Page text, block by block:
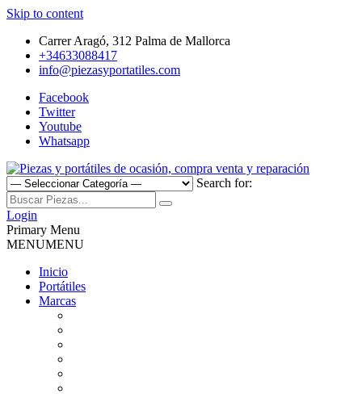
Skip to content
Carrer Aragó, 312 Palma de Mallorca
+34633088417
info@piezasyportatiles.com
Facebook
Twitter
Youtube
Whatsapp
Piezas y portátiles de ocasión,
compra venta y reparación
Todo lo que necesitas para reparar tu portatil, Pantallas, Teclas,
Teclados, Baterías, Carcasas, Placas, Gráficas, Procesadores,
Ventiladores
Search for:
Login
Primary Menu
MENUMENU
Inicio
Portátiles
Marcas